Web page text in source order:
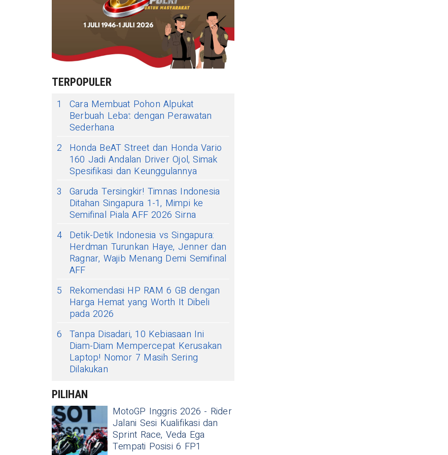
TERPOPULER
1
Cara Membuat Pohon Alpukat
Berbuah Lebat dengan Perawatan
Sederhana
2
Honda BeAT Street dan Honda Vario
160 Jadi Andalan Driver Ojol, Simak
Spesifikasi dan Keunggulannya
3
Garuda Tersingkir! Timnas Indonesia
Ditahan Singapura 1-1, Mimpi ke
Semifinal Piala AFF 2026 Sirna
4 Detik-Detik Indonesia vs Singapura:
Herdman Turunkan Haye, Jenner dan
Ragnar, Wajib Menang Demi Semifinal
AFF
5
Rekomendasi HP RAM 6 GB dengan
Harga Hemat yang Worth It Dibeli
pada 2026
6 Tanpa Disadari, 10 Kebiasaan Ini
Diam-Diam Mempercepat Kerusakan
Laptop! Nomor 7 Masih Sering
Dilakukan
PILIHAN
MotoGP Inggris 2026 - Rider
Jalani Sesi Kualifikasi dan
Sprint Race, Veda Ega
Tempati Posisi 6 FP1